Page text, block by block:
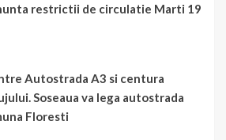
restrictii de circulatie Marti 19
Autostrada A3 si centura
Soseaua va lega autostrada
Floresti